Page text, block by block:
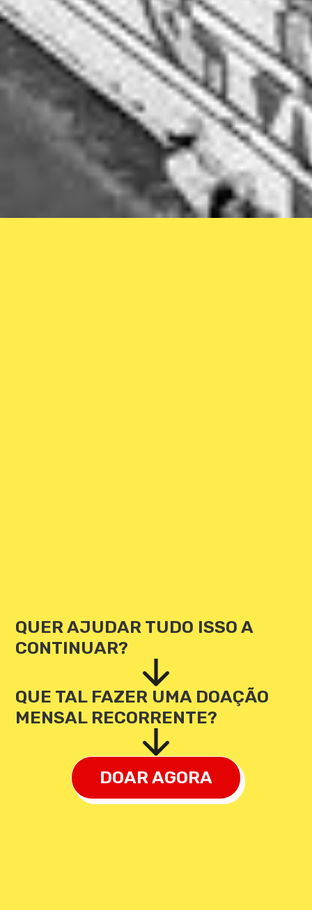
QUER AJUDAR TUDO ISSO A
CONTINUAR?
QUE TAL FAZER UMA DOAÇÃO
MENSAL RECORRENTE?
DOAR AGORA